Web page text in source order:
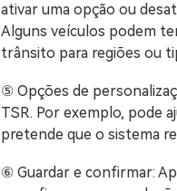
ativar uma opção ou
Alguns veículos podem
trânsito para regiões ou
⑤ Opções de
TSR. Por exemplo, pode
pretende que o sistema
⑥ Guardar e confirmar: